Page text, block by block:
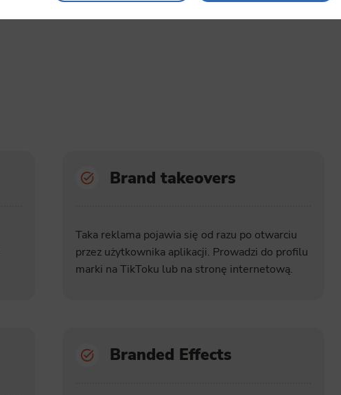
effectiveness of actions taken and content presented.
Brand takeovers
Taka reklama pojawia się od razu po otwarciu
przez użytkownika aplikacji. Prowadzi do profilu
marki na TikToku lub na stronę internetową.
Branded Effects